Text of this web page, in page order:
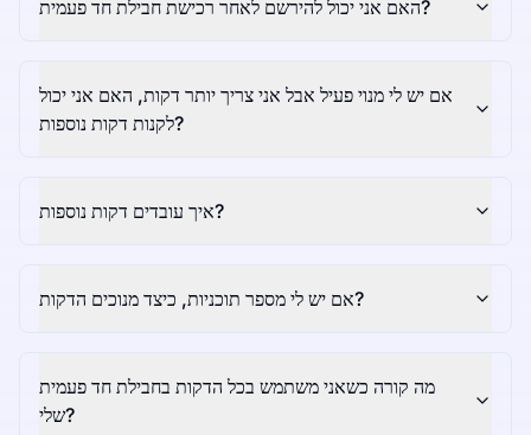
האם אני יכול להירשם לאחר רכישת חבילת חד פעמית?
אם יש לי מנוי פעיל אבל אני צריך יותר דקות, האם אני יכול
לקנות דקות נוספות?
איך עובדים דקות נוספות?
אם יש לי מספר תוכניות, כיצד מנוכים הדקות?
מה קורה כשאני משתמש בכל הדקות בחבילת חד פעמית
שלי?